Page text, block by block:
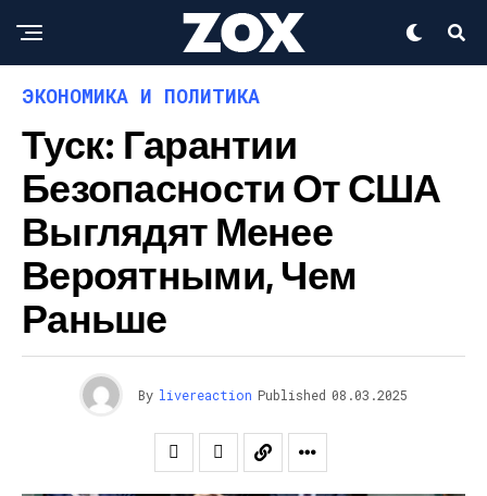
ЭКОНОМИКА И ПОЛИТИКА
Туск: Гарантии
Безопасности От США
Выглядят Менее
Вероятными, Чем
Раньше
By livereaction Published 08.03.2025